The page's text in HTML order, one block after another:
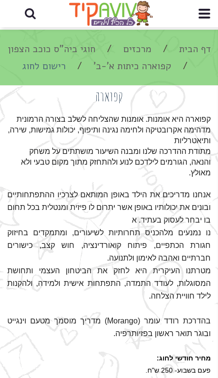
דף הבית מרכזים
חוגי ביה"ס כוכב הצפון
קפוארה כיתות א'-ב'
רישום לחוג
קפוארה
קפוארה היא אומנות. אומנות שהצליחה לשלב בצורה הרמונית
מדהימה אקרובטיקה ולחימה נגינה ותיפוף, יכולות גמישות, שירה,
ותיאטרליות
מתודת ההדרכה שלנו ומבנה השיעור מושתתים על משחק
והנאה, הגורמים לילדכם לנוע ולהתחזק מתוך מקום טבעי ולא
מאולץ.
אנחנו מדריכים את הילד באופן המותאם לצרכיו ההתפתחותיים
ובונים את יכולותיו באופן אשר יתרום לו פיזית ומנטלית בכל תחום
בו יבחר לעסוק בעתיד. א
נו נמנעים מלהכניס תחרותיות לשיעורים, ומתמקדים בחיזוק
חגורת הכתפיים, פיתוח קואורדינציה, חוש קצב, כישורים
חברתיים ואהבה לאימון ולתנועה.
מטרתנו העיקרית היא לחזק את הביטחון העצמי ותחושת
המסוגלות, לעודד התמדה, התפתחות אישית ולמידה, ולהקנות
לילד חוויית הצלחה.
בהדרכת רודד עומר (Morango) מדריך מוסמך מטעם וינגייט
ובוגר תואר ראשון בפזיותרפיה.
מחיר חודשי לחוג:
פעם בשבוע- 250 ש"ח.